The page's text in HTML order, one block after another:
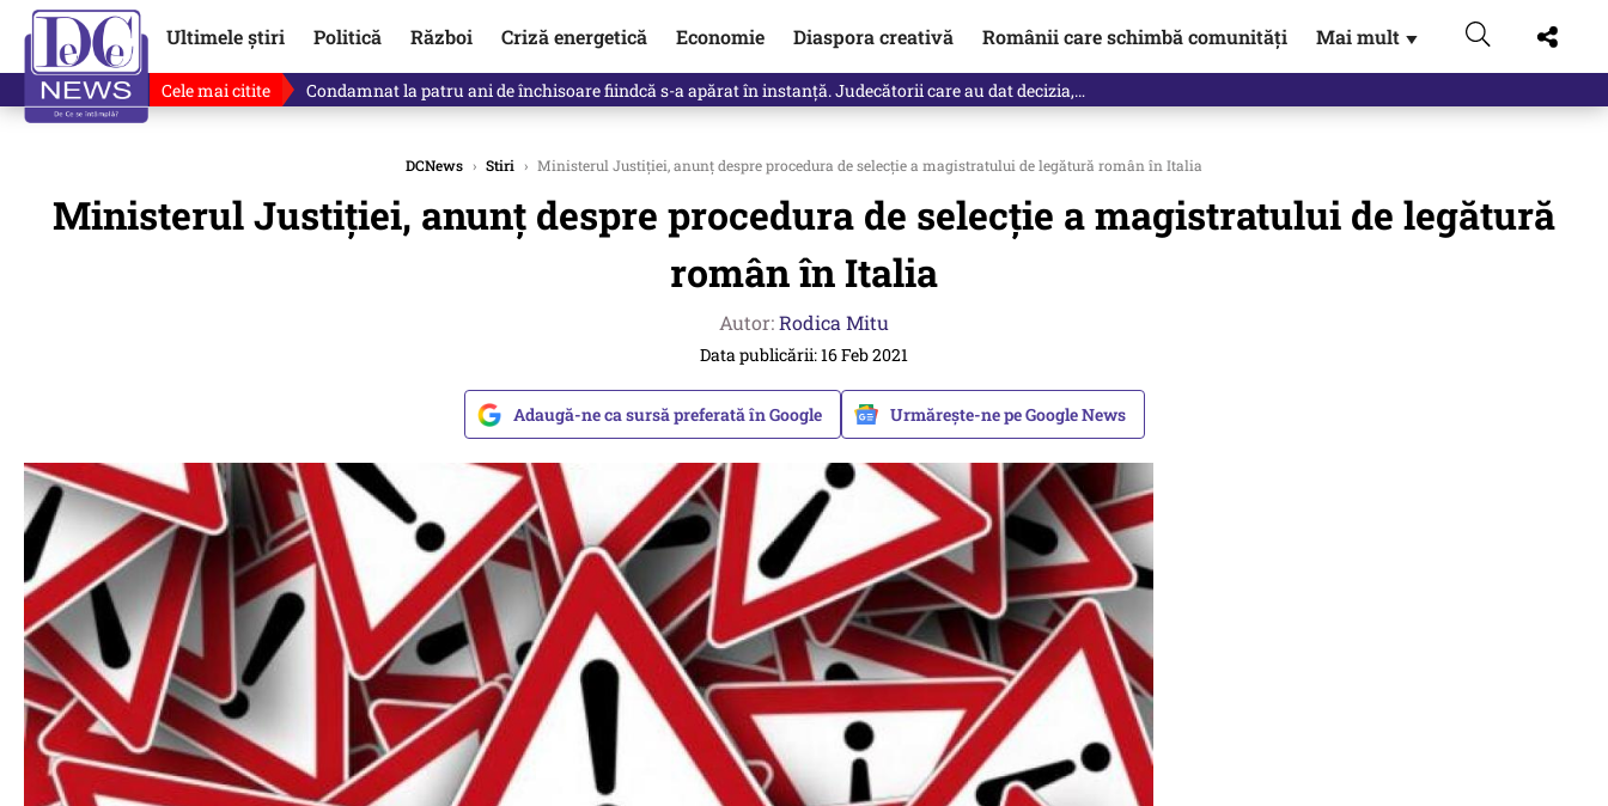
Ultimele știri Politică Război Criză energetică Economie Diaspora creativă Românii care schimbă comunități Mai mult ▼
Cele mai citite Singurul lucru care l-ar putea clinti pe Ilie Bolojan de la Palatul Victoria. Verdictul lui Bogdan Chirieac
DCNews › Stiri › Ministerul Justiției, anunț despre procedura de selecție a magistratului de legătură român în Italia
Ministerul Justiției, anunț despre procedura de selecție a magistratului de legătură
român în Italia
Autor:Rodica Mitu
Data publicării: 16 Feb 2021
Adaugă-ne ca sursă preferată în Google Urmărește-ne pe Google News